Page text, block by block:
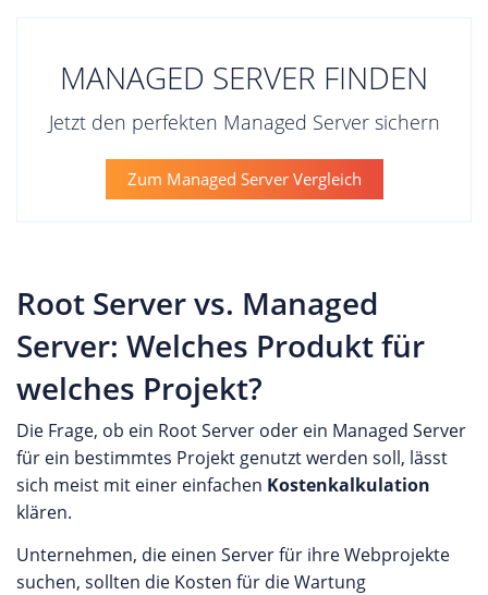
MANAGED SERVER FINDEN
Jetzt den perfekten Managed Server sichern
Zum Managed Server Vergleich
Root Server vs. Managed
Server: Welches Produkt für
welches Projekt?
Die Frage, ob ein Root Server oder ein Managed Server
für ein bestimmtes Projekt genutzt werden soll, lässt
sich meist mit einer einfachen Kostenkalkulation
klären.
Unternehmen, die einen Server für ihre Webprojekte
suchen, sollten die Kosten für die Wartung